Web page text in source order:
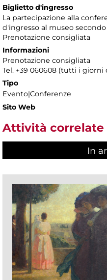
Biglietto d'ingresso
La partecipazione alla
d'ingresso al museo
Prenotazione consigliata
Informazioni
Prenotazione consigliata
Tel. +39 060608 (tutti i giorni
Tipo
Evento|Conferenze
Sito Web
Attività correlate
In